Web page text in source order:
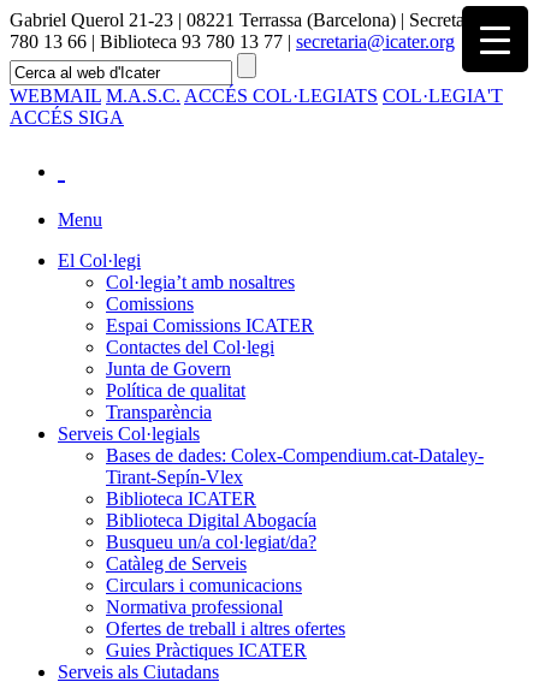
Gabriel Querol 21-23 | 08221 Terrassa (Barcelona) | Secretaria 93
780 13 66 | Biblioteca 93 780 13 77 | secretaria@icater.org
WEBMAIL M.A.S.C. ACCÉS COL·LEGIATS COL·LEGIA'T
ACCÉS SIGA
Menu
El Col·legi
Col·legia’t amb nosaltres
Comissions
Espai Comissions ICATER
Contactes del Col·legi
Junta de Govern
Política de qualitat
Transparència
Serveis Col·legials
Bases de dades: Colex-Compendium.cat-Dataley-
Tirant-Sepín-Vlex
Biblioteca ICATER
Biblioteca Digital Abogacía
Busqueu un/a col·legiat/da?
Catàleg de Serveis
Circulars i comunicacions
Normativa professional
Ofertes de treball i altres ofertes
Guies Pràctiques ICATER
Serveis als Ciutadans